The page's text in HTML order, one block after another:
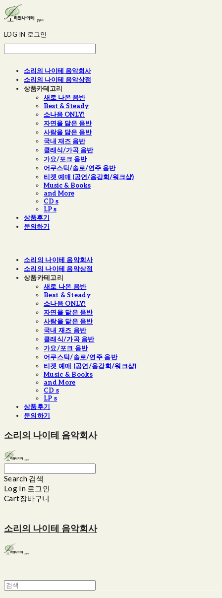
LOG IN 로그인
소리의 나이테 음악회사
소리의 나이테 음악상점
상품카테고리
새로 나온 음반
Best & Steady
소나음 ONLY!
자연을 닮은 음반
사람을 닮은 음반
국내 재즈 음반
클래식/가곡 음반
가요/포크 음반
어쿠스틱/솔로/연주 음반
티켓 예매 (공연/음감회/워크샵)
Music & Books
and More
CD s
LP s
상품후기
문의하기
소리의 나이테 음악회사
소리의 나이테 음악상점
상품카테고리
새로 나온 음반
Best & Steady
소나음 ONLY!
자연을 닮은 음반
사람을 닮은 음반
국내 재즈 음반
클래식/가곡 음반
가요/포크 음반
어쿠스틱/솔로/연주 음반
티켓 예매 (공연/음감회/워크샵)
Music & Books
and More
CD s
LP s
상품후기
문의하기
소리의 나이테 음악회사
Search 검색
Log In 로그인
Cart장바구니
소리의 나이테 음악회사